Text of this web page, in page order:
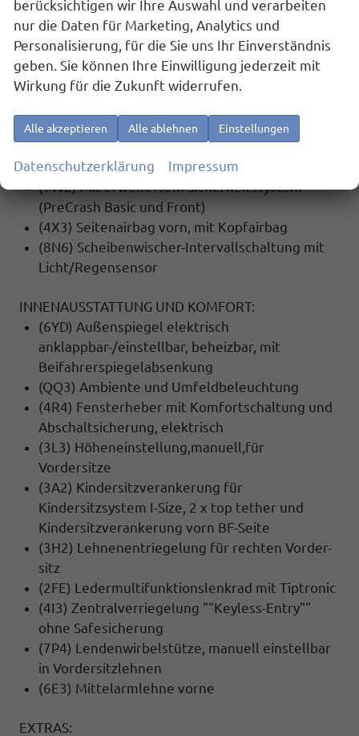
(1AS) Elektronisches Stabilisierungsprogramm
(ESP)
(7X2) Einparkhilfe vorne und hinten
(4UF) Airbag FS und BFS, ohne Knieairbag, mit
BFS-Deaktivierung
(7L6) Start-Stopp Automatik
(8G4) Matrix-Beam
(4L6) Innenspiegel automatisch abblendend
(7W2) Mit erweitertem Sicherheitssystem
(PreCrash Basic und Front)
(4X3) Seitenairbag vorn, mit Kopfairbag
(8N6) Scheibenwischer-Intervallschaltung mit
Licht/Regensensor
INNENAUSSTATTUNG UND KOMFORT:
(6YD) Außenspiegel elektrisch
anklappbar-/einstellbar, beheizbar, mit
Beifahrerspiegelabsenkung
(QQ3) Ambiente und Umfeldbeleuchtung
(4R4) Fensterheber mit Komfortschaltung und
Abschaltsicherung, elektrisch
(3L3) Höheneinstellung,manuell,für
Vordersitze
(3A2) Kindersitzverankerung für
Kindersitzsystem I-Size, 2 x top tether und
Kindersitzverankerung vorn BF-Seite
(3H2) Lehnenentriegelung für rechten Vorder-
sitz
(2FE) Ledermultifunktionslenkrad mit Tiptronic
(4I3) Zentralverriegelung ""Keyless-Entry""
ohne Safesicherung
(7P4) Lendenwirbelstütze, manuell einstellbar
in Vordersitzlehnen
(6E3) Mittelarmlehne vorne
EXTRAS:
berücksichtigen wir Ihre Auswahl und verarbeiten
nur die Daten für Marketing, Analytics und
Personalisierung, für die Sie uns Ihr Einverständnis
geben. Sie können Ihre Einwilligung jederzeit mit
Wirkung für die Zukunft widerrufen.
Alle akzeptieren Alle ablehnen Einstellungen
Datenschutzerklärung Impressum